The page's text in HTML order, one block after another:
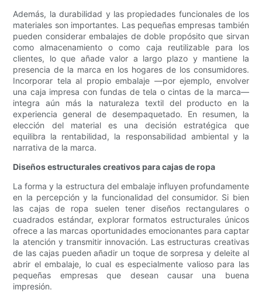
Además, la durabilidad y las propiedades funcionales de los
materiales son importantes. Las pequeñas empresas también
pueden considerar embalajes de doble propósito que sirvan
como almacenamiento o como caja reutilizable para los
clientes, lo que añade valor a largo plazo y mantiene la
presencia de la marca en los hogares de los consumidores.
Incorporar tela al propio embalaje —por ejemplo, envolver
una caja impresa con fundas de tela o cintas de la marca—
integra aún más la naturaleza textil del producto en la
experiencia general de desempaquetado. En resumen, la
elección del material es una decisión estratégica que
equilibra la rentabilidad, la responsabilidad ambiental y la
narrativa de la marca.
Diseños estructurales creativos para cajas de ropa
La forma y la estructura del embalaje influyen profundamente
en la percepción y la funcionalidad del consumidor. Si bien
las cajas de ropa suelen tener diseños rectangulares o
cuadrados estándar, explorar formatos estructurales únicos
ofrece a las marcas oportunidades emocionantes para captar
la atención y transmitir innovación. Las estructuras creativas
de las cajas pueden añadir un toque de sorpresa y deleite al
abrir el embalaje, lo cual es especialmente valioso para las
pequeñas empresas que desean causar una buena
impresión.